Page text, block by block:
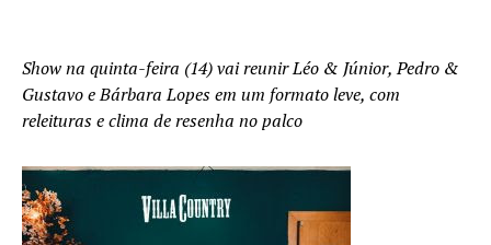
Show na quinta-feira (14) vai reunir Léo & Júnior, Pedro &
Gustavo e Bárbara Lopes em um formato leve, com
releituras e clima de resenha no palco